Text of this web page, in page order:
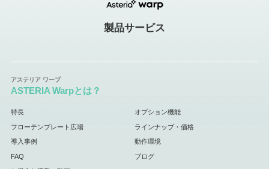
製品サービス
ASTERIA Warpとは？
特長 オプション機能
フローテンプレート広場 ラインナップ・価格
導入事例 動作環境
FAQ ブログ